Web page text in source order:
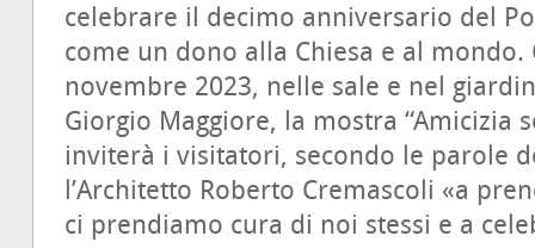
celebrare il decimo anniversario del
come un dono alla Chiesa e al mondo.
novembre 2023, nelle sale e nel
Giorgio Maggiore, la mostra “Amicizia
inviterà i visitatori, secondo le parole
l’Architetto Roberto Cremascoli «a
ci prendiamo cura di noi stessi e a